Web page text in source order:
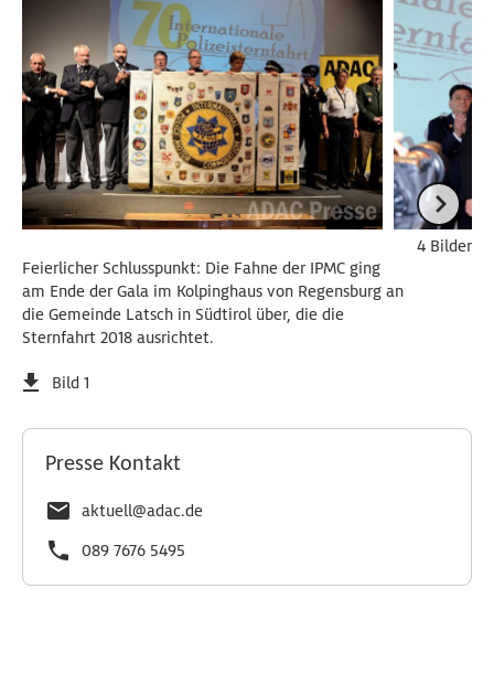
Feierlicher Schlusspunkt: Die Fahne der IPMC ging
am Ende der Gala im Kolpinghaus von Regensburg an
die Gemeinde Latsch in Südtirol über, die die
Sternfahrt 2018 ausrichtet.
Bild 1
4 Bilder
Presse Kontakt
aktuell@adac.de
089 7676 5495